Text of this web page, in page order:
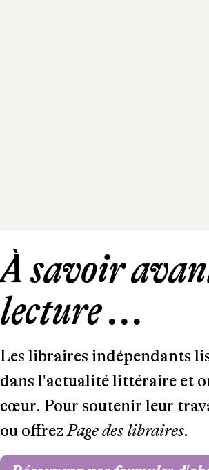
À savoir
lecture ...
Les libraires indépendants
dans l'actualité littéraire et
cœur. Pour soutenir leur
ou offrezPage des libraires.